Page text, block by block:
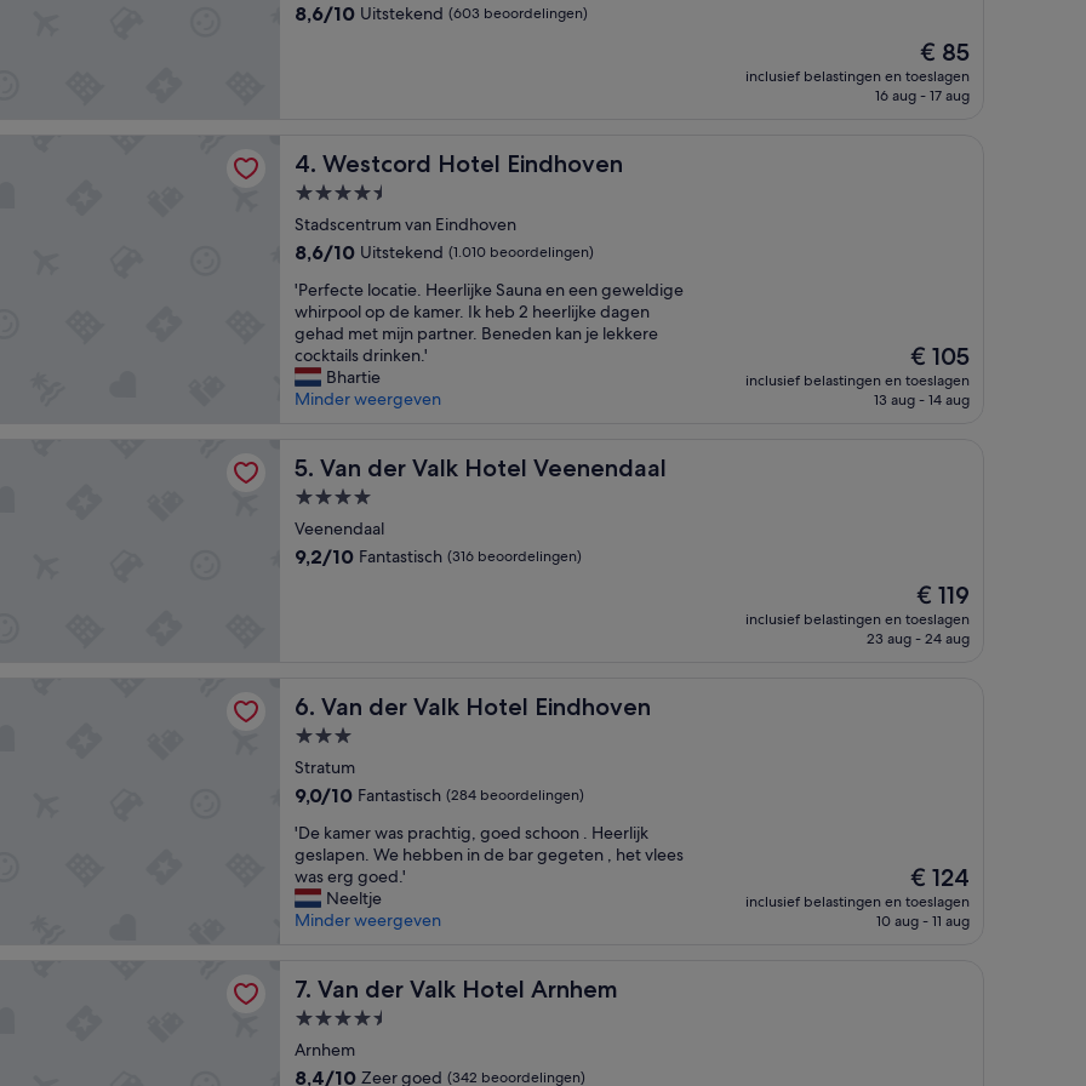
k
d
o
p
8.6
8,6/10 Uitstekend (603 beoordelingen)
De
prijs
€ 85
inclusief belastingen en toeslagen
16 aug - 17 aug
4. Westcord Hotel Eindhoven
Westcord Hotel Eindhoven
4.5-
sterrenaccommodatie
Stadscentrum van Eindhoven
8.6
10,
Uitstekend,
(1.010
beoordelingen)
8,6/10 Uitstekend (1.010 beoordelingen)
'
P
e
r
f
e
e
o
c
a
e
i
j
e
S
a
u
n
n
e
n
g
'Perfecte locatie. Heerlijke Sauna en een geweldige
whirpool op de kamer. Ik heb 2 heerlijke dagen
gehad met mijn partner. Beneden kan je lekkere
cocktails drinken.'
Bhartie
Minder weergeven
De
prijs
is
€ 105
inclusief belastingen en toeslagen
13 aug - 14 aug
5. Van der Valk Hotel Veenendaal
Van der Valk Hotel Veenendaal
4.0-
sterrenaccommodatie
Veenendaal
9.2
9,2/10 Fantastisch (316 beoordelingen)
De
prijs
is
€ 119
inclusief belastingen en toeslagen
23 aug - 24 aug
6. Van der Valk Hotel Eindhoven
Van der Valk Hotel Eindhoven
3.0-
sterrenaccommodatie
Stratum
9.0
10,
Fantastisch,
(284
beoordelingen)
9,0/10 Fantastisch (284 beoordelingen)
'
D
e
k
a
r
w
a
s
p
'De kamer was prachtig, goed schoon . Heerlijk
geslapen. We hebben in de bar gegeten , het vlees
was erg goed.'
Neeltje
Minder weergeven
De
prijs
is
€ 124
inclusief belastingen en toeslagen
10 aug - 11 aug
7. Van der Valk Hotel Arnhem
Van der Valk Hotel Arnhem
4.5-
sterrenaccommodatie
Arnhem
8.4
8,4/10 Zeer goed (342 beoordelingen)